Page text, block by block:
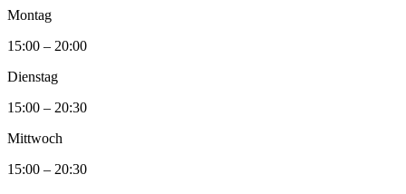
Montag
15:00 – 20:00
Dienstag
15:00 – 20:30
Mittwoch
15:00 – 20:30